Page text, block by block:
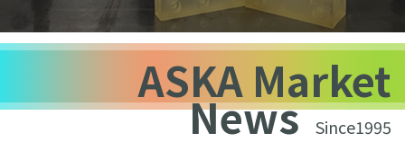
ASKA Market
News Since1995